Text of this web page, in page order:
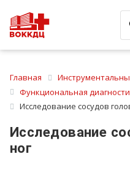
Главная
Функциональная
Исследование сосудов
Исследование
ног